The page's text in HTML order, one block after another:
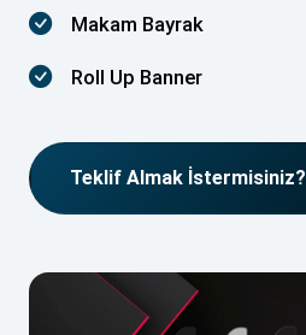
Makam Bayrak
Roll Up Banner
Teklif Almak İstermisiniz?